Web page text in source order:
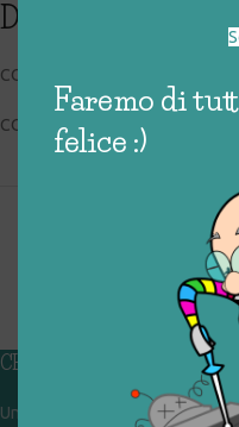
Faremo di
felice :)
Descrizione
CODICE RIGIOCATTOLO:
CONDIZIONI: molto buone
CHI SIAMO
Un gruppo di volontari che